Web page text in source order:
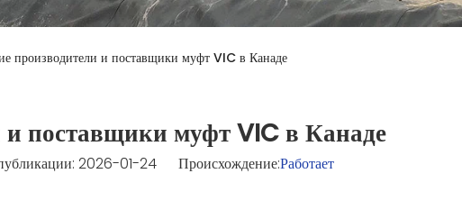
производители и поставщики муфт VIC в Канаде
и поставщики муфт VIC в Канаде
2026-01-24 Происхождение:Работает